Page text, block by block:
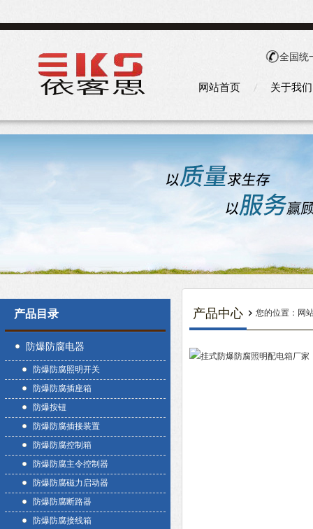
全国统
网站首页 关于我们
产品目录
防爆防腐电器
防爆防腐照明开关
防爆防腐插座箱
防爆按钮
防爆防腐插接装置
防爆防腐控制箱
防爆防腐主令控制器
防爆防腐磁力启动器
防爆防腐断路器
防爆防腐接线箱
产品中心 您的位置： 网